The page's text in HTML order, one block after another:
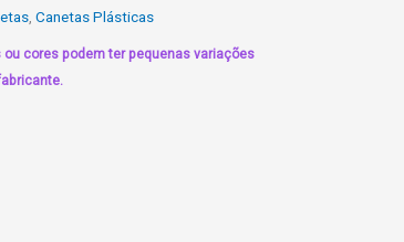
,Canetas Plásticas
ou cores podem ter pequenas variações